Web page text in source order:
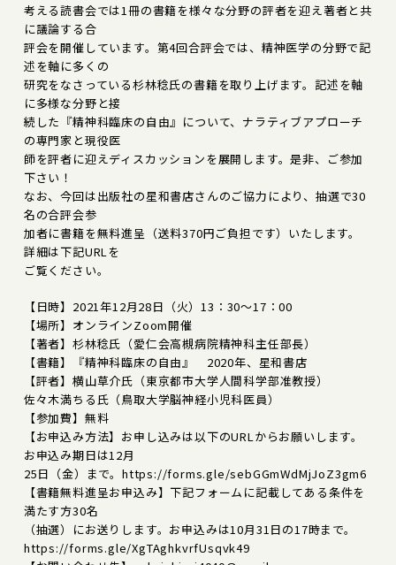
考える読書会では1冊の書籍を様々な分野の評者を迎え著者と共
に議論する合
評会を開催しています。第4回合評会では、精神医学の分野で記
述を軸に多くの
研究をなさっている杉林稔氏の書籍を取り上げます。記述を軸
に多様な分野と接
続した『精神科臨床の自由』について、ナラティブアプローチ
の専門家と現役医
師を評者に迎えディスカッションを展開します。是非、ご参加
下さい！
なお、今回は出版社の星和書店さんのご協力により、抽選で30
名の合評会参
加者に書籍を無料進呈（送料370円ご負担です）いたします。
詳細は下記URLを
ご覧ください。
【日時】2021年12月28日（火）13：30～17：00
【場所】オンラインZoom開催
【著者】杉林稔氏（愛仁会高槻病院精神科主任部長）
【書籍】『精神科臨床の自由』 2020年、星和書店
【評者】横山草介氏（東京都市大学人間科学部准教授）
佐々木満ちる氏（鳥取大学脳神経小児科医員）
【参加費】無料
【お申込み方法】お申し込みは以下のURLからお願いします。
お申込み期日は12月
25日（金）まで。https://forms.gle/sebGGmWdMjJoZ3gm6
【書籍無料進呈お申込み】下記フォームに記載してある条件を
満たす方30名
（抽選）にお送りします。お申込みは10月31日の17時まで。
https://forms.gle/XgTAghkvrfUsqvk49